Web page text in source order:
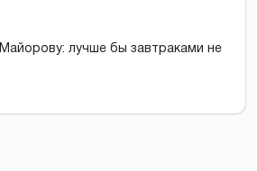
лучше бы завтраками не